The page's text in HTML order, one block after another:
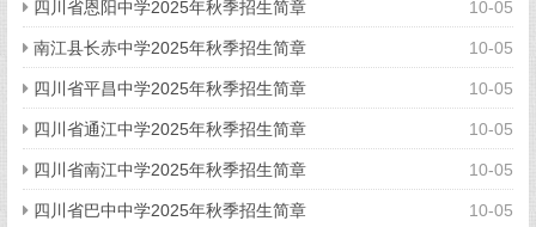
10-05
四川省恩阳中学2025年秋季招生简章
10-05
南江县长赤中学2025年秋季招生简章
10-05
四川省平昌中学2025年秋季招生简章
10-05
四川省通江中学2025年秋季招生简章
10-05
四川省南江中学2025年秋季招生简章
10-05
四川省巴中中学2025年秋季招生简章